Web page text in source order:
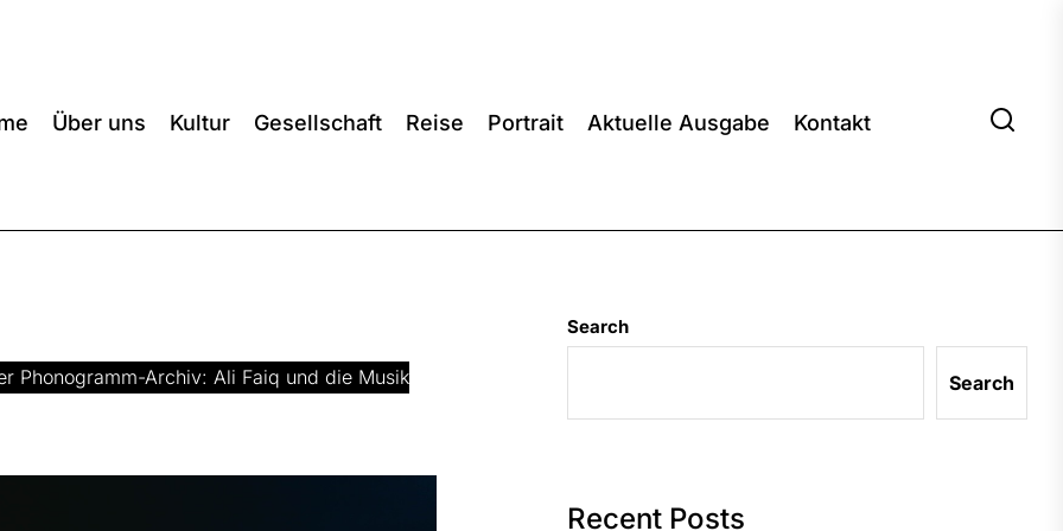
Über uns Kultur Gesellschaft Reise Portrait Aktuelle Ausgabe Kontakt
Phonogramm-Archiv: Ali Faiq und die Musik
Search
Search
Recent Posts